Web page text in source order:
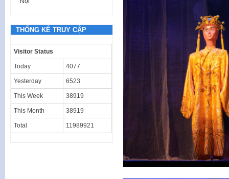
THỐNG KÊ TRUY CẬP
Visitor Status
Today 4077
Yesterday 6523
This Week 38919
This Month 38919
Total 11989921